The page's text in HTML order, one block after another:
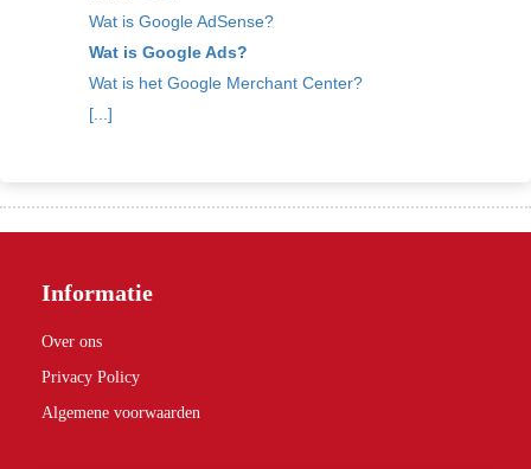
Wat is Google AdSense?
Wat is Google Ads?
Wat is het Google Merchant Center?
[...]
Informatie
Over ons
Privacy Policy
Algemene voorwaarden